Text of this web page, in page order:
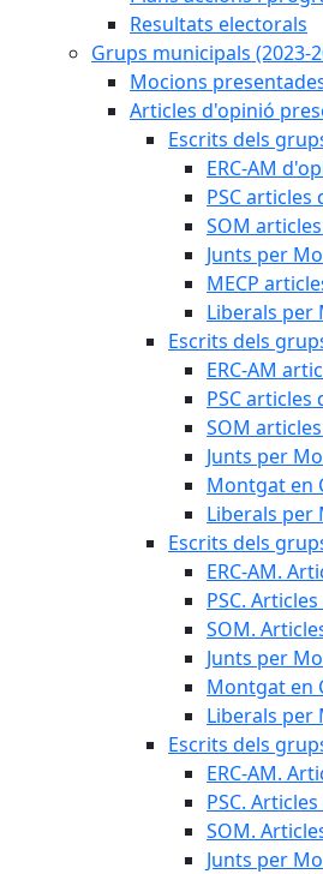
Resultats electorals
Grups municipals (2023-
Mocions
Articles d'opinió
Escrits dels
ERC-AM
PSC
SOM
Junts per
MECP
Liberals
Escrits dels
ERC-AM
PSC
SOM
Junts per
Montgat en
Liberals
Escrits dels
ERC-AM.
PSC.
SOM.
Junts per
Montgat en
Liberals per
Escrits dels
ERC-AM.
PSC.
SOM.
Junts per